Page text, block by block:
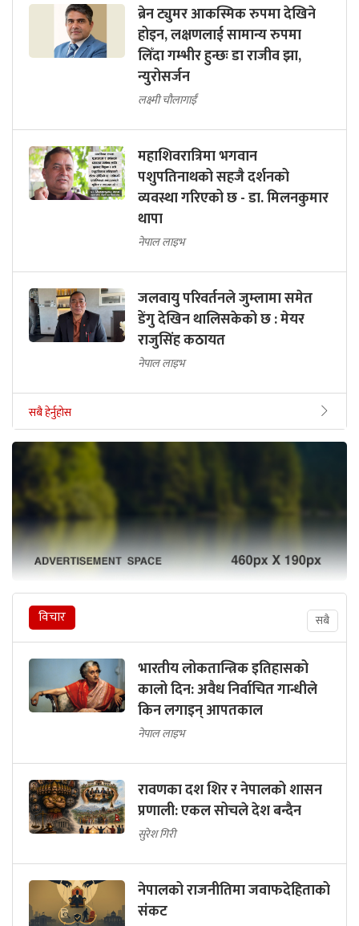
ब्रेन ट्युमर आकस्मिक रुपमा देखिने
होइन, लक्षणलाई सामान्य रुपमा
लिँदा गम्भीर हुन्छः डा राजीव झा,
न्युरोसर्जन
लक्ष्मी चौलागाईं
महाशिवरात्रिमा भगवान
पशुपतिनाथको सहजै दर्शनको
व्यवस्था गरिएको छ - डा. मिलनकुमार
थापा
नेपाल लाइभ
जलवायु परिवर्तनले जुम्लामा समेत
डेंगु देखिन थालिसकेको छ : मेयर
राजुसिंह कठायत
नेपाल लाइभ
सबै हेर्नुहोस
विचार सबै
भारतीय लोकतान्त्रिक इतिहासको
कालो दिन: अवैध निर्वाचित गान्धीले
किन लगाइन् आपतकाल
नेपाल लाइभ
रावणका दश शिर र नेपालको शासन
प्रणाली: एकल सोचले देश बन्दैन
सुरेश गिरी
नेपालको राजनीतिमा जवाफदेहिताको
संकट